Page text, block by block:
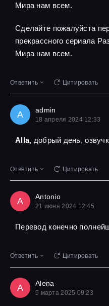
Мира нам всем.
Сделайте пожалуйста
прекрассного сериала
Мира нам всем.
Ответить Цитировать
A admin
18 апреля 2024 12:33
Alla, добрый день,
Ответить Цитировать
A Antonio
21 июня 2024 12:45
Перевод конечно
Ответить Цитировать
A Alena
5 марта 2025 09:23